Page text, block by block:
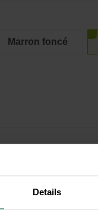
Details
Marron foncé
n'ont pas la